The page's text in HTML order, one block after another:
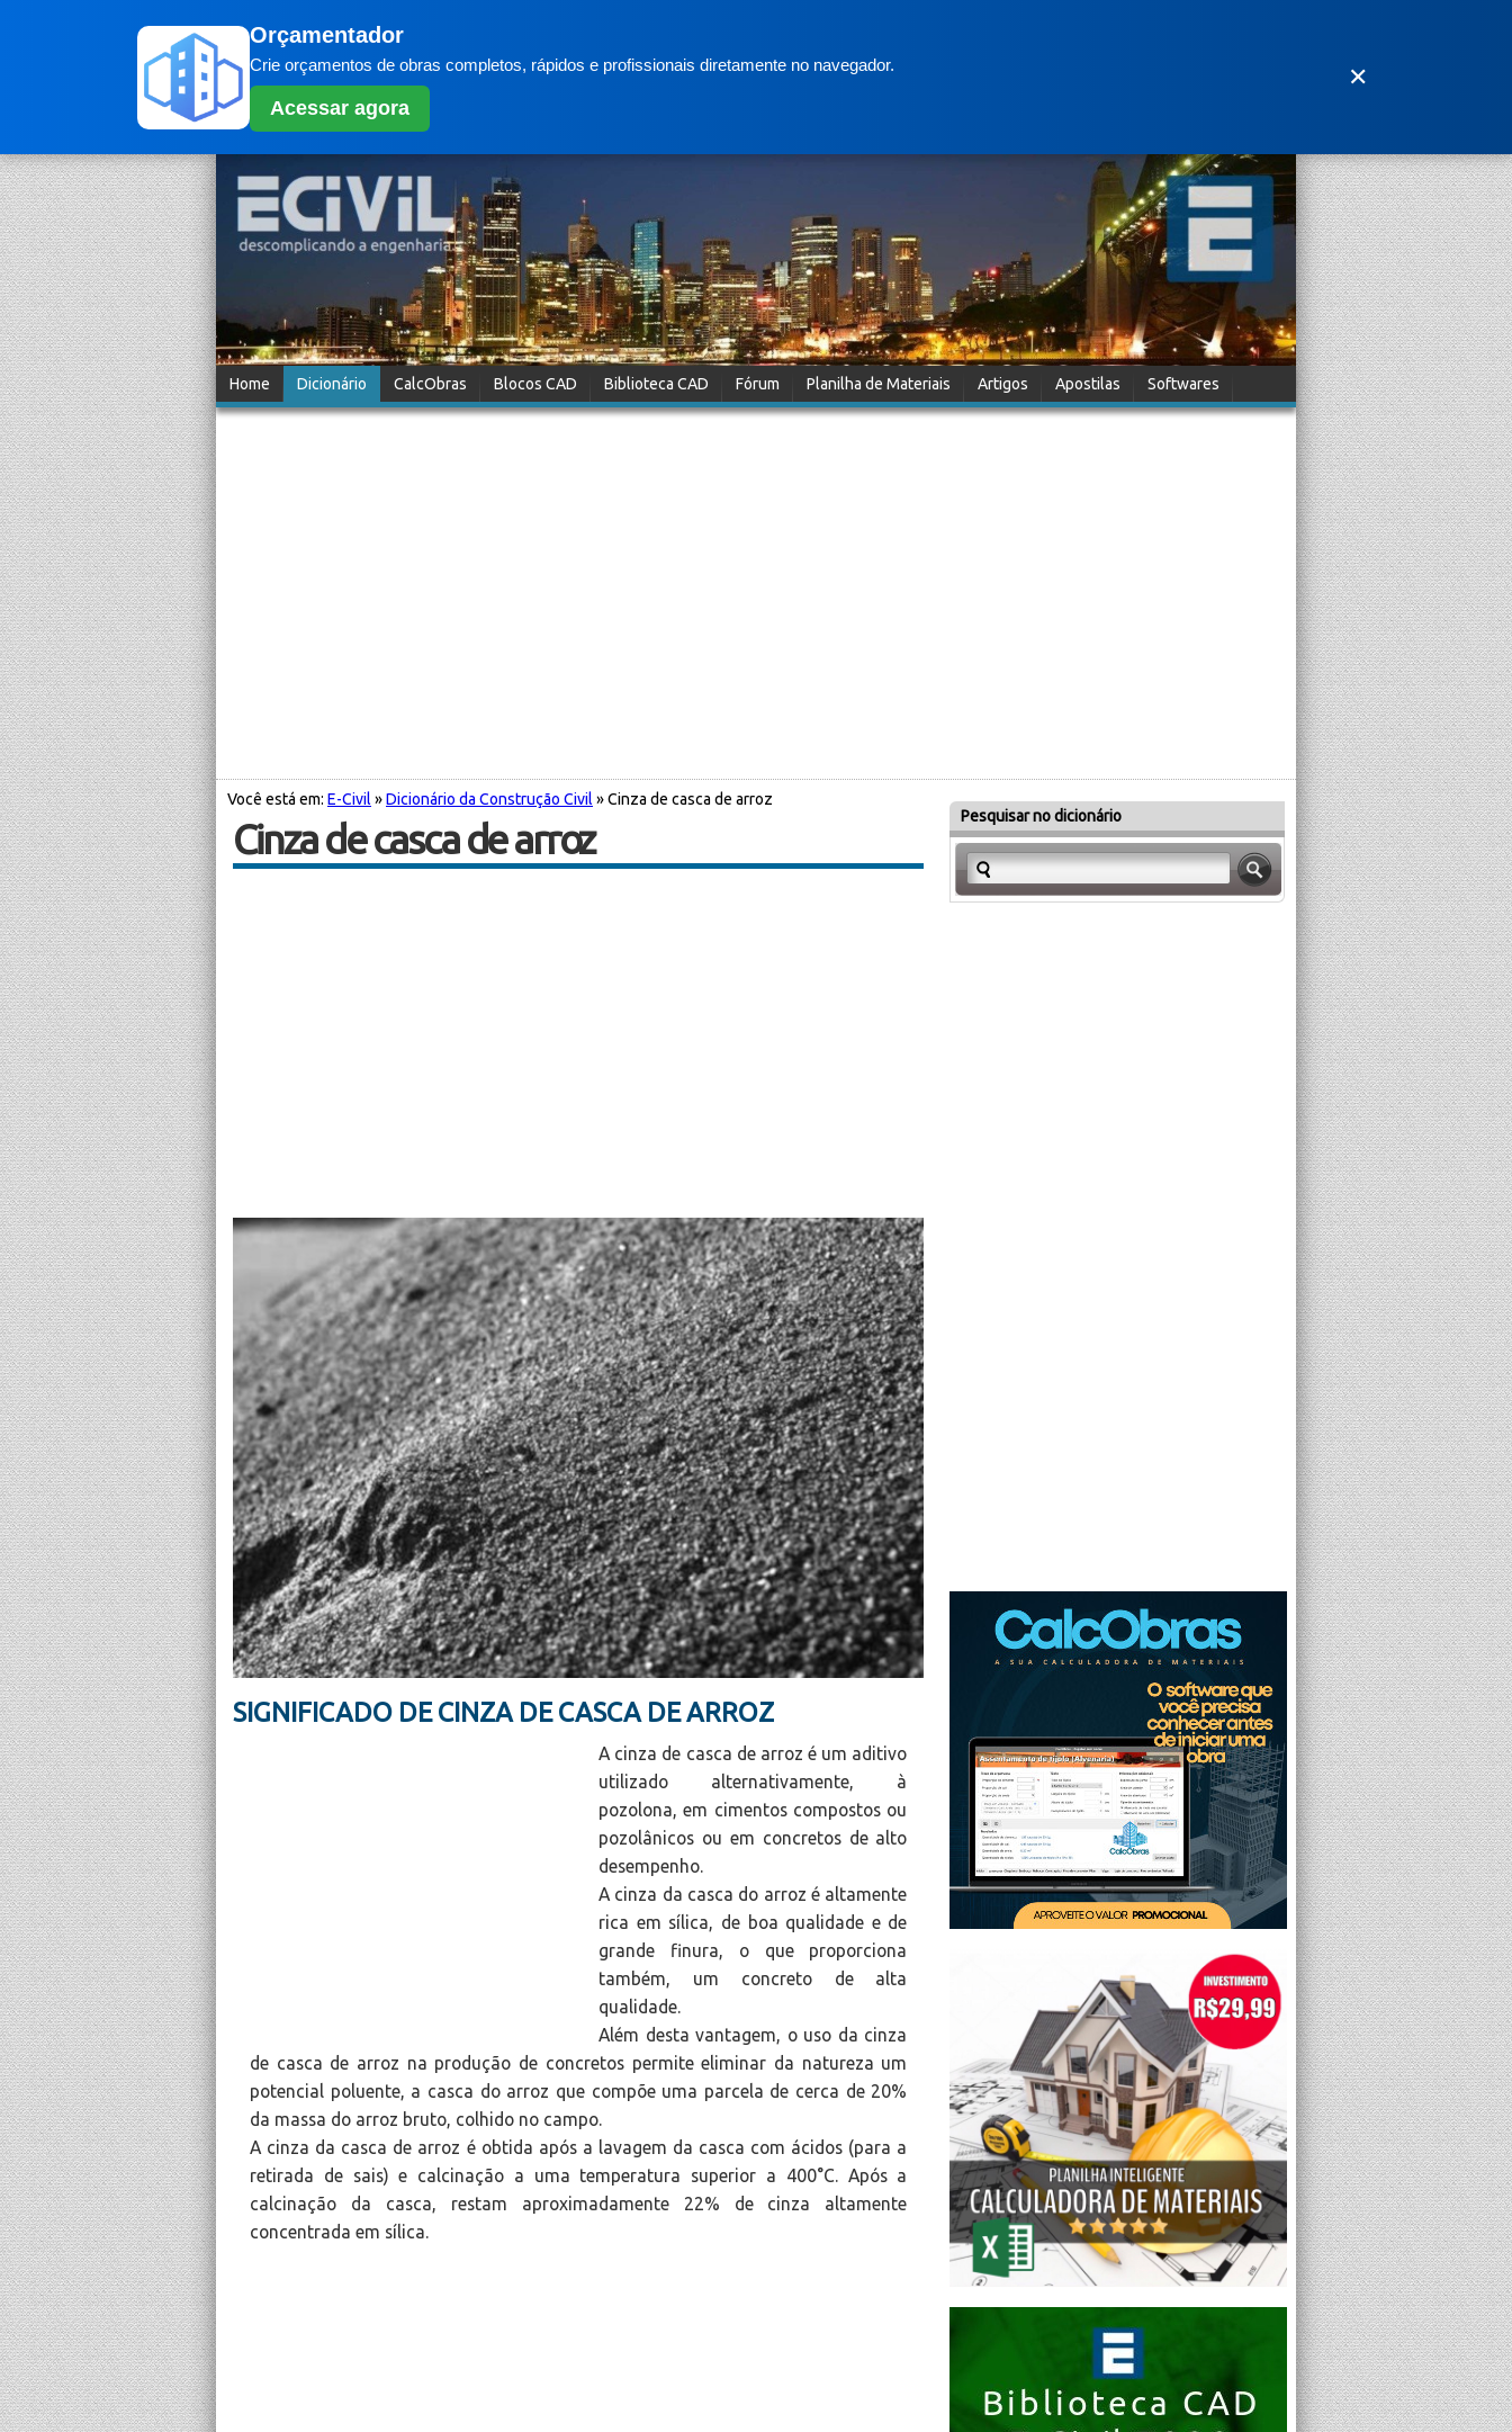
Orçamentador
Crie orçamentos de obras completos, rápidos e profissionais diretamente no navegador.
Acessar agora
✕
Home Dicionário CalcObras Blocos CAD Biblioteca CAD Fórum Planilha de Materiais Artigos Apostilas Softwares
Você está em: E-Civil »Dicionário da Construção Civil » Cinza de casca de arroz
Cinza de casca de arroz
SIGNIFICADO DE CINZA DE CASCA DE ARROZ
A cinza de casca de arroz é um aditivo
utilizado alternativamente, à
pozolona, em cimentos compostos ou
pozolânicos ou em concretos de alto
desempenho.
A cinza da casca do arroz é altamente
rica em sílica, de boa qualidade e de
grande finura, o que proporciona
também, um concreto de alta
qualidade.
Além desta vantagem, o uso da cinza
de casca de arroz na produção de concretos permite eliminar da natureza um
potencial poluente, a casca do arroz que compõe uma parcela de cerca de 20%
da massa do arroz bruto, colhido no campo.
A cinza da casca de arroz é obtida após a lavagem da casca com ácidos (para a
retirada de sais) e calcinação a uma temperatura superior a 400°C. Após a
calcinação da casca, restam aproximadamente 22% de cinza altamente
concentrada em sílica.
Pesquisar no dicionário